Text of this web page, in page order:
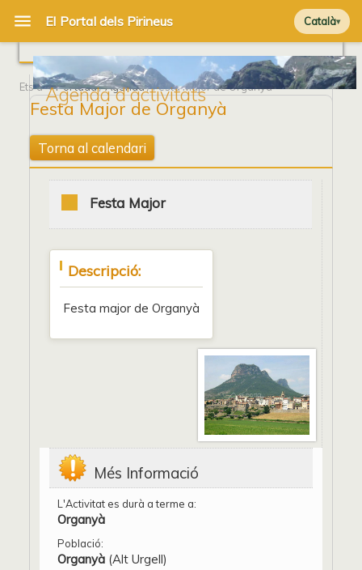
Català
Agenda d'activitats
Ets a Portada/Agenda/ Festa Major de Organyà
Festa Major de Organyà
Torna al calendari
Festa Major
Descripció:
Festa major de Organyà
Més Informació
L'Activitat es durà a terme a:
Organyà
Població:
Organyà (Alt Urgell)